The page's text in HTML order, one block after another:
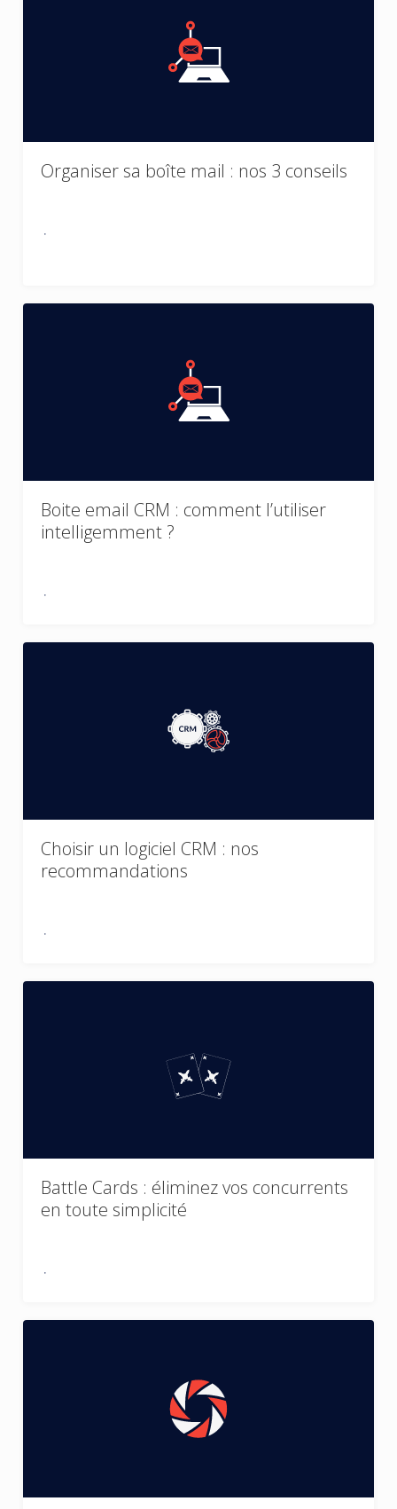
Organiser sa boîte mail : nos 3 conseils
Boite email CRM : comment l’utiliser
intelligemment ?
Choisir un logiciel CRM : nos
recommandations
Battle Cards : éliminez vos concurrents
en toute simplicité